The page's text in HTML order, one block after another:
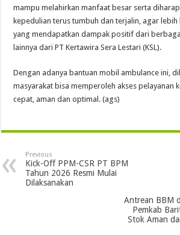
mampu melahirkan manfaat besar serta
kepedulian terus tumbuh dan terjalin, agar lebih
yang mendapatkan dampak positif dari
lainnya dari PT Kertawira Sera Lestari (KSL).
Dengan adanya bantuan mobil ambulance ini,
masyarakat bisa memperoleh akses pelayanan
cepat, aman dan optimal. (ags)
Previous
Kick-Off PPM-CSR PT BPM
Tahun 2026 Resmi Mulai
Dilaksanakan
Antrean BBM
Pemkab
Stok Aman